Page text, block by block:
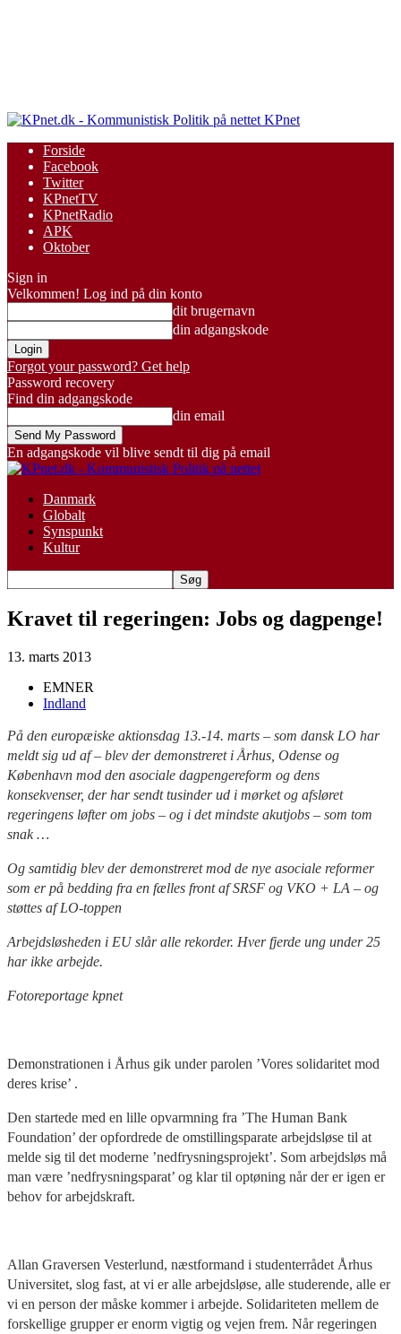
KPnet
Forside
Facebook
Twitter
KPnetTV
KPnetRadio
APK
Oktober
Sign in
Velkommen! Log ind på din konto
dit brugernavn
din adgangskode
Forgot your password? Get help
Password recovery
Find din adgangskode
din email
En adgangskode vil blive sendt til dig på email
Danmark
Globalt
Synspunkt
Kultur
Kravet til regeringen: Jobs og dagpenge!
13. marts 2013
EMNER
Indland
På den europæiske aktionsdag 13.-14. marts – som dansk LO har
meldt sig ud af – blev der demonstreret i Århus, Odense og
København mod den asociale dagpengereform og dens
konsekvenser, der har sendt tusinder ud i mørket og afsløret
regeringens løfter om jobs – og i det mindste akutjobs – som tom
snak …
Og samtidig blev der demonstreret mod de nye asociale reformer
som er på bedding fra en fælles front af SRSF og VKO + LA – og
støttes af LO-toppen
Arbejdsløsheden i EU slår alle rekorder. Hver fjerde ung under 25
har ikke arbejde.
Fotoreportage kpnet
Demonstrationen i Århus gik under parolen ’Vores solidaritet mod
deres krise’ .
Den startede med en lille opvarmning fra ’The Human Bank
Foundation’ der opfordrede de omstillingsparate arbejdsløse til at
melde sig til det moderne ’nedfrysningsprojekt’. Som arbejdsløs må
man være ’nedfrysningsparat’ og klar til optøning når der er igen er
behov for arbejdskraft.
Allan Graversen Vesterlund, næstformand i studenterrådet Århus
Universitet, slog fast, at vi er alle arbejdsløse, alle studerende, alle er
vi en person der måske kommer i arbejde. Solidariteten mellem de
forskellige grupper er enorm vigtig og vejen frem. Når regeringen